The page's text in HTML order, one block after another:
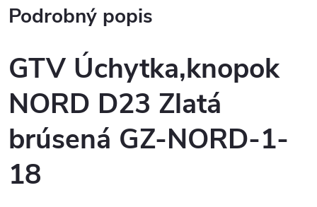
Podrobný popis
GTV Úchytka,knopok
NORD D23 Zlatá
brúsená GZ-NORD-1-
18